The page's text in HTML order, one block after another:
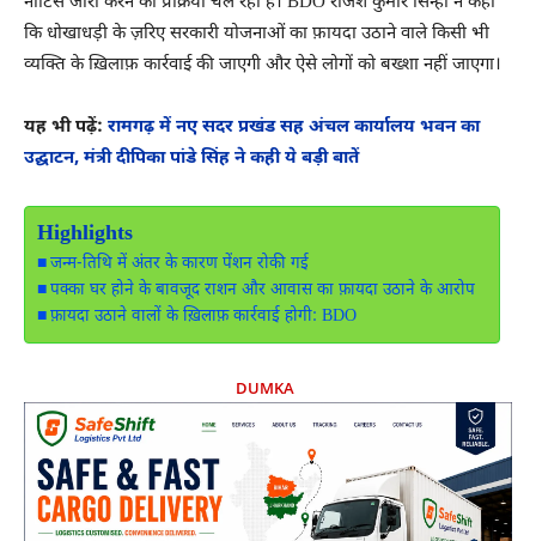
कि धोखाधड़ी के ज़रिए सरकारी योजनाओं का फ़ायदा उठाने वाले किसी भी
व्यक्ति के ख़िलाफ़ कार्रवाई की जाएगी और ऐसे लोगों को बख्शा नहीं जाएगा।
यह भी पढ़ें: रामगढ़ में नए सदर प्रखंड सह अंचल कार्यालय भवन का
उद्घाटन, मंत्री दीपिका पांडे सिंह ने कही ये बड़ी बातें
Highlights
जन्म-तिथि में अंतर के कारण पेंशन रोकी गई
पक्का घर होने के बावजूद राशन और आवास का फ़ायदा उठाने के आरोप
फ़ायदा उठाने वालों के ख़िलाफ़ कार्रवाई होगी: BDO
DUMKA